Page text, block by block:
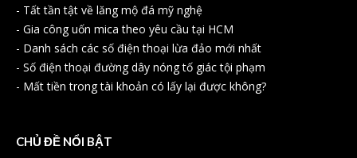
- Tất tần tật về lăng mộ đá mỹ nghệ
- Gia công uốn mica theo yêu cầu tại HCM
- Danh sách các số điện thoại lừa đảo mới nhất
- Số điện thoại đường dây nóng tố giác tội phạm
- Mất tiền trong tài khoản có lấy lại được không?
CHỦ ĐỀ NỔI BẬT